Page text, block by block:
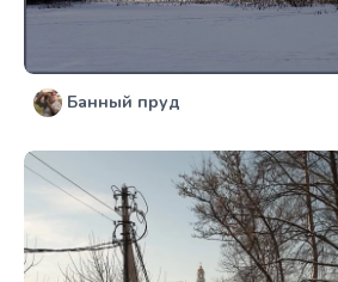
Банный пруд